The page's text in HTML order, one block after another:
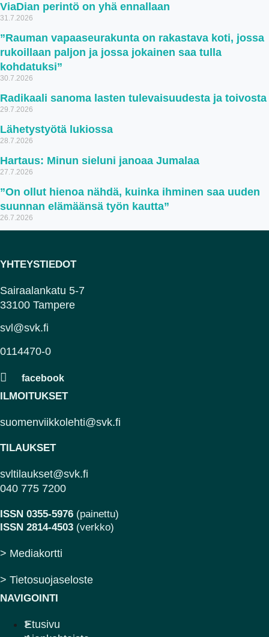
ViaDian perintö on yhä ennallaan
31.7.2026
”Rauman vapaaseurakunta on rakastava koti, jossa
rukoillaan paljon ja jossa jokainen saa tulla
kohdatuksi”
30.7.2026
Radikaali sanoma lasten tulevaisuudesta ja toivosta
29.7.2026
Lähetystyötä lukiossa
28.7.2026
Hartaus: Minun sieluni janoaa Jumalaa
27.7.2026
”On ollut hienoa nähdä, kuinka ihminen saa uuden
suunnan elämäänsä työn kautta”
26.7.2026
YHTEYSTIEDOT
Sairaalankatu 5-7
33100 Tampere
svl@svk.fi
0114470-0
ILMOITUKSET
suomenviikkolehti@svk.fi
TILAUKSET
svltilaukset@svk.fi
040 775 7200
ISSN 0355-5976 (painettu)
ISSN 2814-4503 (verkko)
> Mediakortti
> Tietosuojaseloste
NAVIGOINTI
Etusivu